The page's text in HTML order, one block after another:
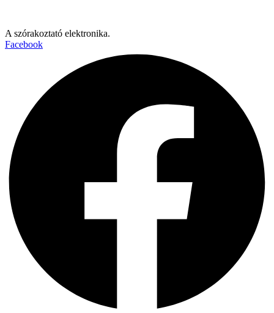
A szórakoztató elektronika.
Facebook